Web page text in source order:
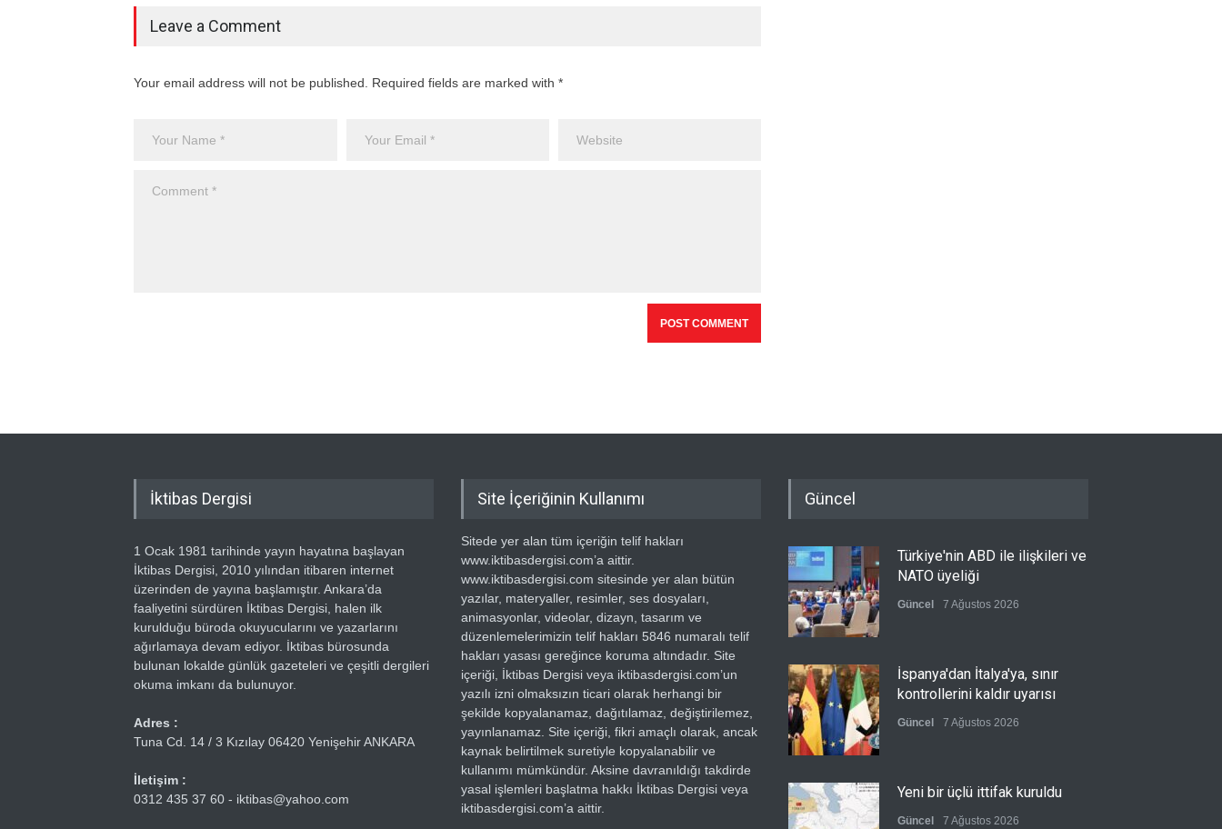
Leave a Comment
Your email address will not be published. Required fields are marked with *
İktibas Dergisi
1 Ocak 1981 tarihinde yayın hayatına başlayan
İktibas Dergisi, 2010 yılından itibaren internet
üzerinden de yayına başlamıştır. Ankara’da
faaliyetini sürdüren İktibas Dergisi, halen ilk
kurulduğu büroda okuyucularını ve yazarlarını
ağırlamaya devam ediyor. İktibas bürosunda
bulunan lokalde günlük gazeteleri ve çeşitli dergileri
okuma imkanı da bulunuyor.
Adres :
Tuna Cd. 14 / 3 Kızılay 06420 Yenişehir ANKARA
İletişim :
0312 435 37 60 - iktibas@yahoo.com
Site İçeriğinin Kullanımı
Sitede yer alan tüm içeriğin telif hakları
www.iktibasdergisi.com’a aittir.
www.iktibasdergisi.com sitesinde yer alan bütün
yazılar, materyaller, resimler, ses dosyaları,
animasyonlar, videolar, dizayn, tasarım ve
düzenlemelerimizin telif hakları 5846 numaralı telif
hakları yasası gereğince koruma altındadır. Site
içeriği, İktibas Dergisi veya iktibasdergisi.com’un
yazılı izni olmaksızın ticari olarak herhangi bir
şekilde kopyalanamaz, dağıtılamaz, değiştirilemez,
yayınlanamaz. Site içeriği, fikri amaçlı olarak, ancak
kaynak belirtilmek suretiyle kopyalanabilir ve
kullanımı mümkündür. Aksine davranıldığı takdirde
yasal işlemleri başlatma hakkı İktibas Dergisi veya
iktibasdergisi.com’a aittir.
Güncel
Türkiye'nin ABD ile ilişkileri ve
NATO üyeliği
Güncel 7 Ağustos 2026
İspanya'dan İtalya'ya, sınır
kontrollerini kaldır uyarısı
Güncel 7 Ağustos 2026
Yeni bir üçlü ittifak kuruldu
Güncel 7 Ağustos 2026